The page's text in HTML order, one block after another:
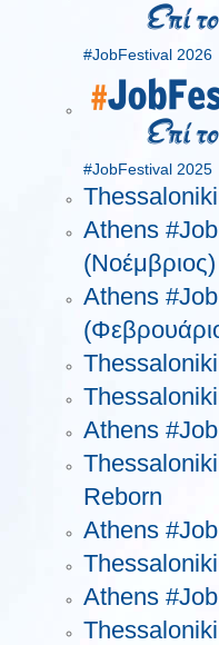
#JobFestival 2026
#JobFestival 2025
Athens
(Νοέμβριος)
Athens
Athens
Reborn
Athens
Athens